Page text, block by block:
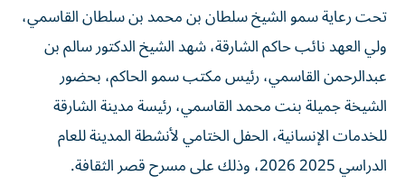
تحت رعاية سمو الشيخ سلطان بن محمد بن سلطان القاسمي،
ولي العهد نائب حاكم الشارقة، شهد الشيخ الدكتور سالم بن
عبدالرحمن القاسمي، رئيس مكتب سمو الحاكم، بحضور
الشيخة جميلة بنت محمد القاسمي، رئيسة مدينة الشارقة
للخدمات الإنسانية، الحفل الختامي لأنشطة المدينة للعام
الدراسي 2025 2026، وذلك على مسرح قصر الثقافة.